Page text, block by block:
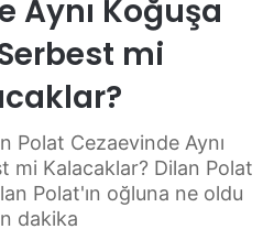
Aynı Koğuşa
mi
Polat Cezaevinde Aynı
mi Kalacaklar? Dilan Polat
Polat'ın oğluna ne oldu
dakika